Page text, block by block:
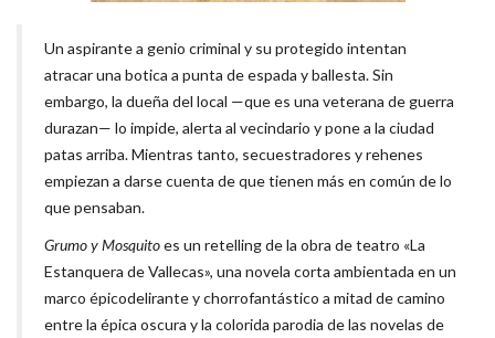
Un aspirante a genio criminal y su protegido intentan
atracar una botica a punta de espada y ballesta. Sin
embargo, la dueña del local —que es una veterana de guerra
durazan— lo impide, alerta al vecindario y pone a la ciudad
patas arriba. Mientras tanto, secuestradores y rehenes
empiezan a darse cuenta de que tienen más en común de lo
que pensaban.
Grumo y Mosquitoes un retelling de la obra de teatro «La
Estanquera de Vallecas», una novela corta ambientada en un
marco épicodelirante y chorrofantástico a mitad de camino
entre la épica oscura y la colorida parodia de las novelas de